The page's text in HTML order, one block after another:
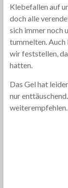
Klebefallen auf
doch alle
sich immer noch
tummelten.
wir feststellen,
hatten.
Das Gel hat
nur
weiterempfehlen.